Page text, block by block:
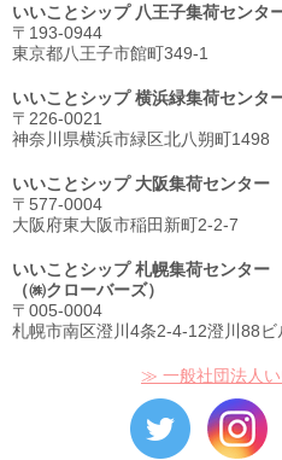
いいことシップ 八王子集荷センタ
〒193-0944
東京都八王子市館町349-1
いいことシップ 横浜緑集荷センタ
〒226-0021
神奈川県横浜市緑区北八朔町1498
いいことシップ 大阪集荷センター
〒577-0004
大阪府東大阪市稲田新町2-2-7
いいことシップ 札幌集荷センター
（㈱クローバーズ）
〒005-0004
札幌市南区澄川4条2-4-12澄川88ビ
≫ 一般社団法人い